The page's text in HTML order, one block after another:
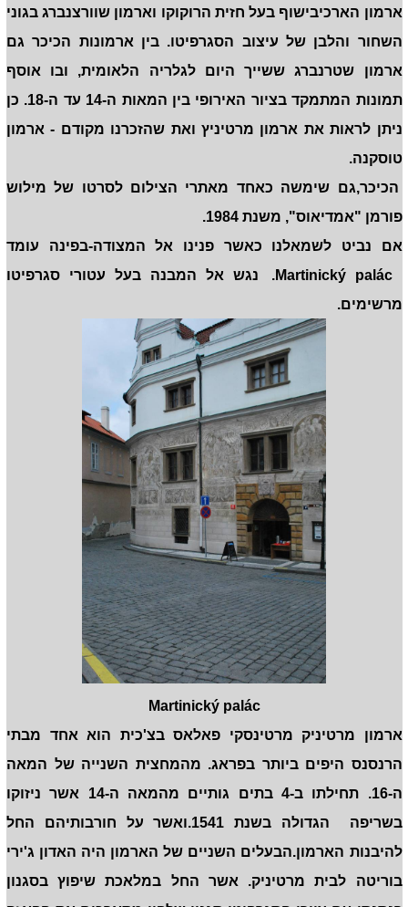
ארמון הארכיבישוף בעל חזית הרוקוקו וארמון שוורצנברג בגוני
השחור והלבן של עיצוב הסגרפיטו. בין ארמונות הכיכר גם
ארמון שטרנברג ששייך היום לגלריה הלאומית, ובו אוסף
תמונות המתמקד בציור האירופי בין המאות ה-14 עד ה-18. כן
ניתן לראות את ארמון מרטיניץ ואת שהזכרנו מקודם - ארמון
טוסקנה.
הכיכר,גם שימשה כאחד מאתרי הצילום לסרטו של מילוש
פורמן "אמדיאוס", משנת 1984.
אם נביט לשמאלנו כאשר פנינו אל המצודה-בפינה עומד
Martinický palác. נגש אל המבנה בעל עטורי סגרפיטו
מרשימים.
Martinický palác
ארמון מרטיניק מרטינסקי פאלאס בצ'כית הוא אחד מבתי
הרנסנס היפים ביותר בפראג. מהמחצית השנייה של המאה
ה-16. תחילתו ב-4 בתים גותיים מהמאה ה-14 אשר ניזוקו
בשריפה הגדולה בשנת 1541.ואשר על חורבותיהם החל
להיבנות הארמון.הבעלים השניים של הארמון היה האדון ג'ירי
בוריטה לבית מרטיניק. אשר החל במלאכת שיפוץ בסגנון